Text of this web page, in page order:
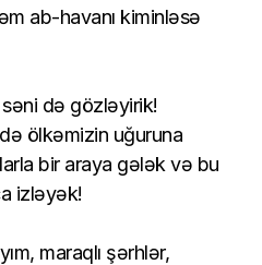
ab-havanı kiminləsə
səni də gözləyirik!
ölkəmizin uğuruna
bir araya gələk və bu
izləyək!
maraqlı şərhlər,